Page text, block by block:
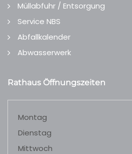
Müllabfuhr / Entsorgung
Service NBS
Abfallkalender
Abwasserwerk
Rathaus Öffnungszeiten
Montag
Dienstag
Mittwoch